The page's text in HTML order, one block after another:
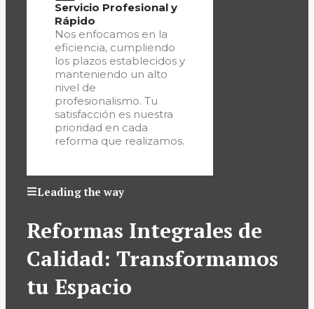
Leading the way
Reformas Integrales de
Calidad: Transformamos
tu Espacio
Servicio Profesional y
Rápido
Nos enfocamos en la
eficiencia, cumpliendo
los plazos establecidos y
manteniendo un alto
nivel de
profesionalismo. Tu
satisfacción es nuestra
prioridad en cada
reforma que realizamos.